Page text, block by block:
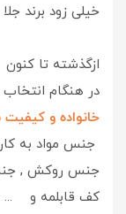
خیلی زود برند
ازگذشته تا
در هنگام
خانواده و
جنس مواد به
جنس روکش , جنس
کف قابلمه و ...